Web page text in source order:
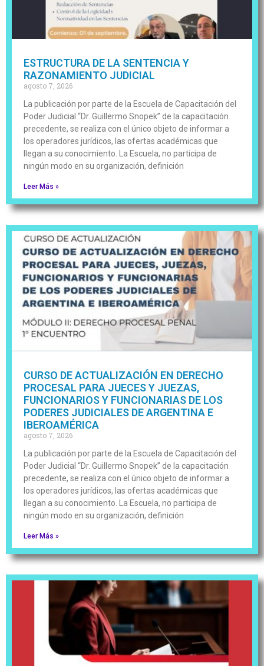
ESTRUCTURA DE LA SENTENCIA Y
RAZONAMIENTO JUDICIAL
agosto 7, 2026
La publicación por parte de la Escuela de Capacitación del
Poder Judicial “Dr. Guillermo Snopek” de la capacitación
precedente, se realiza con el único objeto de informar a
los operadores jurídicos, las ofertas académicas que
llegan a su conocimiento. La Escuela, no participa de
ningún modo en su organización, definición
Leer Más »
CURSO DE ACTUALIZACIÓN EN DERECHO
PROCESAL PARA JUECES Y JUEZAS,
FUNCIONARIOS Y FUNCIONARIAS DE LOS
PODERES JUDICIALES DE ARGENTINA E
IBEROAMÉRICA
agosto 7, 2026
La publicación por parte de la Escuela de Capacitación del
Poder Judicial “Dr. Guillermo Snopek” de la capacitación
precedente, se realiza con el único objeto de informar a
los operadores jurídicos, las ofertas académicas que
llegan a su conocimiento. La Escuela, no participa de
ningún modo en su organización, definición
Leer Más »